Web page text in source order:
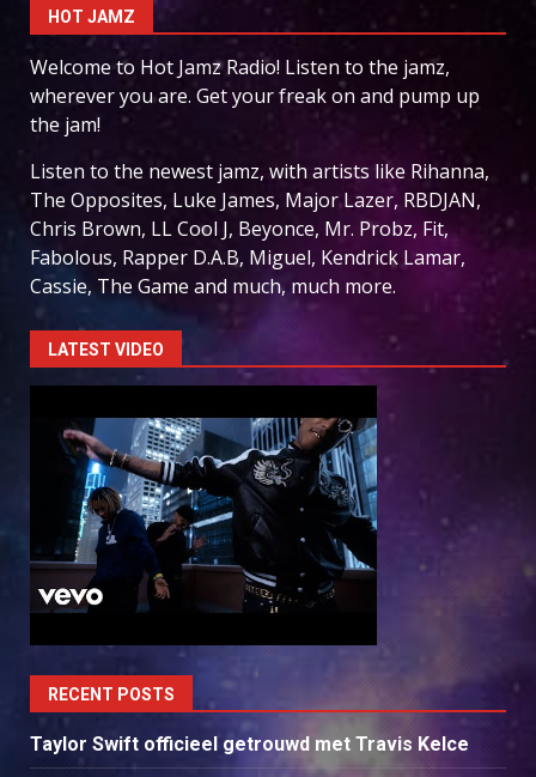
HOT JAMZ
Welcome to Hot Jamz Radio! Listen to the jamz,
wherever you are. Get your freak on and pump up
the jam!
Listen to the newest jamz, with artists like Rihanna,
The Opposites, Luke James, Major Lazer, RBDJAN,
Chris Brown, LL Cool J, Beyonce, Mr. Probz, Fit,
Fabolous, Rapper D.A.B, Miguel, Kendrick Lamar,
Cassie, The Game and much, much more.
LATEST VIDEO
RECENT POSTS
Taylor Swift officieel getrouwd met Travis Kelce